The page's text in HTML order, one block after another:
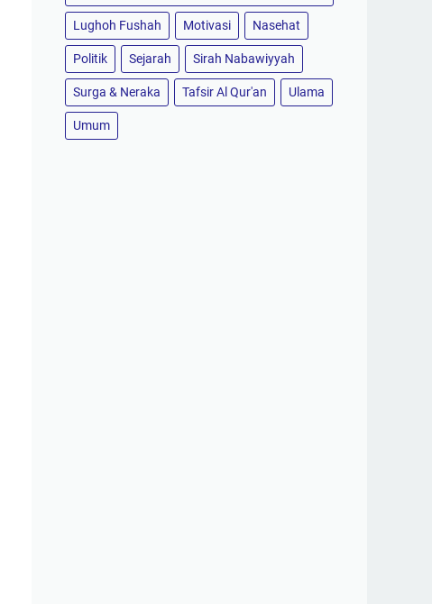
Lughoh Fushah Motivasi Nasehat
Politik Sejarah Sirah Nabawiyyah
Surga & Neraka Tafsir Al Qur'an Ulama
Umum